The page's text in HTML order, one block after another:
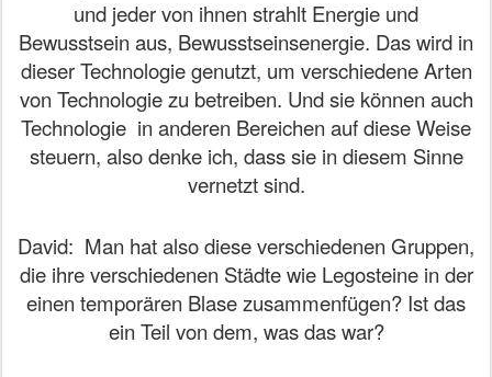
und jeder von ihnen strahlt Energie und
Bewusstsein aus, Bewusstseinsenergie. Das wird in
dieser Technologie genutzt, um verschiedene Arten
von Technologie zu betreiben. Und sie können auch
Technologie in anderen Bereichen auf diese Weise
steuern, also denke ich, dass sie in diesem Sinne
vernetzt sind.
David: Man hat also diese verschiedenen Gruppen,
die ihre verschiedenen Städte wie Legosteine in der
einen temporären Blase zusammenfügen? Ist das
ein Teil von dem, was das war?